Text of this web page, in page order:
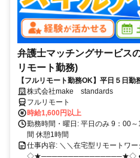
弁護士マッチングサービス
リモート勤務)
【フルリモート勤務OK】平日５日
ルが身につく営業職
株式会社make standards
フルリモート
時給1,600円以上
勤務時間・曜日: 平日のみ 9：00
間 休憩1時間
仕事内容: ＼＼在宅型リモートワー
◇★───────────────★◇